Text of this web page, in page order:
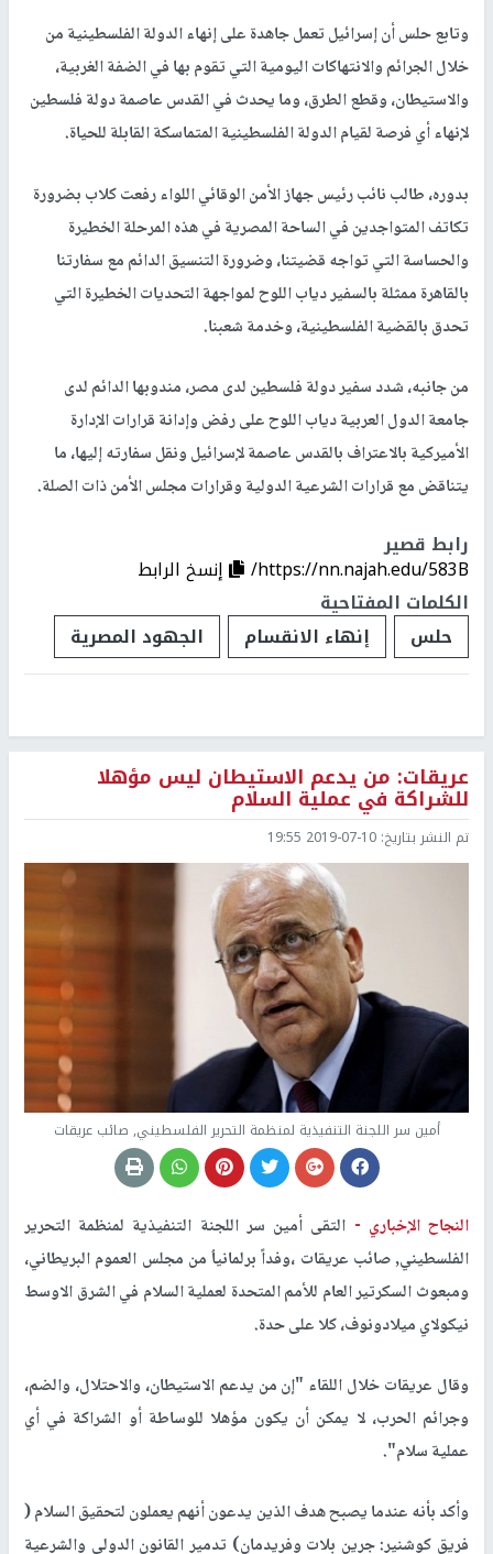
وتابع حلس أن إسرائيل تعمل جاهدة على إنهاء الدولة الفلسطينية من
خلال الجرائم والانتهاكات اليومية التي تقوم بها في الضفة الغربية،
والاستيطان، وقطع الطرق، وما يحدث في القدس عاصمة دولة فلسطين
لإنهاء أي فرصة لقيام الدولة الفلسطينية المتماسكة القابلة للحياة.
بدوره، طالب نائب رئيس جهاز الأمن الوقائي اللواء رفعت كلاب بضرورة
تكاتف المتواجدين في الساحة المصرية في هذه المرحلة الخطيرة
والحساسة التي تواجه قضيتنا، وضرورة التنسيق الدائم مع سفارتنا
بالقاهرة ممثلة بالسفير دياب اللوح لمواجهة التحديات الخطيرة التي
تحدق بالقضية الفلسطينية، وخدمة شعبنا.
من جانبه، شدد سفير دولة فلسطين لدى مصر، مندوبها الدائم لدى
جامعة الدول العربية دياب اللوح على رفض وإدانة قرارات الإدارة
الأميركية بالاعتراف بالقدس عاصمة لإسرائيل ونقل سفارته إليها، ما
يتناقض مع قرارات الشرعية الدولية وقرارات مجلس الأمن ذات الصلة.
رابط قصير
https://nn.najah.edu/583B/
إنسخ الرابط
الكلمات المفتاحية
حلس
إنهاء الانقسام الجهود المصرية
عريقات: من يدعم الاستيطان ليس مؤهلا
للشراكة في عملية السلام
تم النشر بتاريخ: 2019-07-10 19:55
أمين سر اللجنة التنفيذية لمنظمة التحرير الفلسطيني, صائب عريقات
النجاح الإخباري - التقى أمين سر اللجنة التنفيذية لمنظمة التحرير
الفلسطيني, صائب عريقات ،وفداً برلمانياُ من مجلس العموم البريطاني،
ومبعوث السكرتير العام للأمم المتحدة لعملية السلام في الشرق الاوسط
نيكولاي ميلادونوف، كلا على حدة.
وقال عريقات خلال اللقاء "إن من يدعم الاستيطان، والاحتلال، والضم،
وجرائم الحرب، لا يمكن أن يكون مؤهلا للوساطة أو الشراكة في أي
عملية سلام".
وأكد بأنه عندما يصبح هدف الذين يدعون أنهم يعملون لتحقيق السلام (
فريق كوشنير: جرين بلات وفريدمان) تدمير القانون الدولي والشرعية